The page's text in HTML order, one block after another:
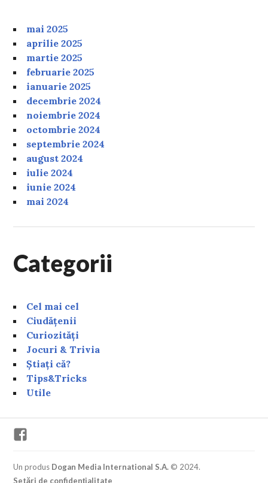
mai 2025
aprilie 2025
martie 2025
februarie 2025
ianuarie 2025
decembrie 2024
noiembrie 2024
octombrie 2024
septembrie 2024
august 2024
iulie 2024
iunie 2024
mai 2024
Categorii
Cel mai cel
Ciudățenii
Curiozități
Jocuri & Trivia
Știați că?
Tips&Tricks
Utile
Un produs Dogan Media International S.A. © 2024.
Setări de confidențialitate